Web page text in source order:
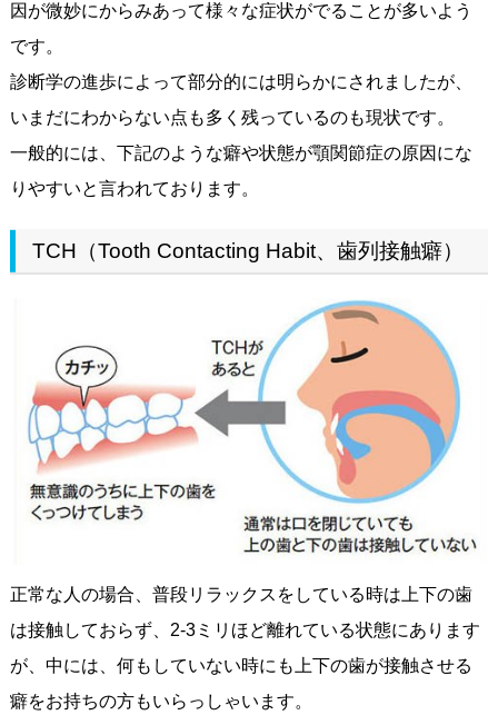
因が微妙にからみあって様々な症状がでることが多いよう
です。
診断学の進歩によって部分的には明らかにされましたが、
いまだにわからない点も多く残っているのも現状です。
一般的には、下記のような癖や状態が顎関節症の原因にな
りやすいと言われております。
TCH（Tooth Contacting Habit、歯列接触癖）
正常な人の場合、普段リラックスをしている時は上下の歯
は接触しておらず、2-3ミリほど離れている状態にあります
が、中には、何もしていない時にも上下の歯が接触させる
癖をお持ちの方もいらっしゃいます。